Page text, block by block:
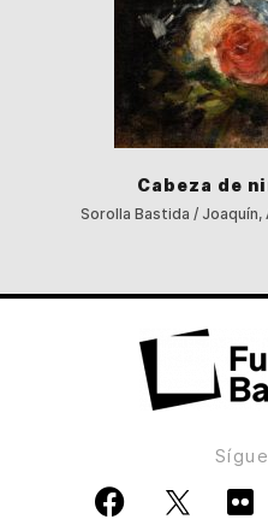
Cabeza de
Sorolla Bastida /